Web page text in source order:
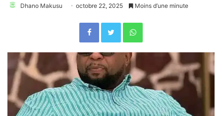
Dhano Makusu octobre 22, 2025 Moins d’une minute
FacebookTwitterWhatsApp